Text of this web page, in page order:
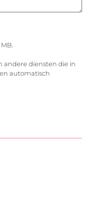
andere diensten die in
automatisch